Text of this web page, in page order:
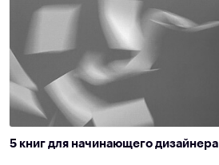
5 книг для начинающего дизайнера